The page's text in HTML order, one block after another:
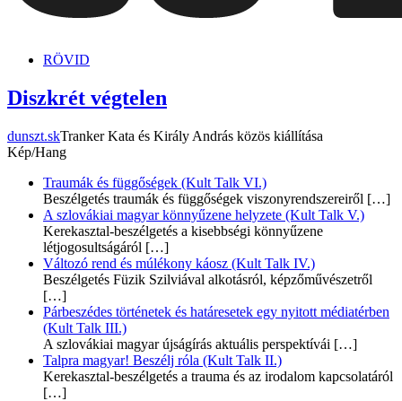
RÖVID
Diszkrét végtelen
dunszt.skTranker Kata és Király András közös kiállítása
Kép/Hang
Traumák és függőségek (Kult Talk VI.)
Beszélgetés traumák és függőségek viszonyrendszereiről […]
A szlovákiai magyar könnyűzene helyzete (Kult Talk V.)
Kerekasztal-beszélgetés a kisebbségi könnyűzene
létjogosultságáról […]
Változó rend és múlékony káosz (Kult Talk IV.)
Beszélgetés Füzik Szilviával alkotásról, képzőművészetről
[…]
Párbeszédes történetek és határesetek egy nyitott médiatérben
(Kult Talk III.)
A szlovákiai magyar újságírás aktuális perspektívái […]
Talpra magyar! Beszélj róla (Kult Talk II.)
Kerekasztal-beszélgetés a trauma és az irodalom kapcsolatáról
[…]